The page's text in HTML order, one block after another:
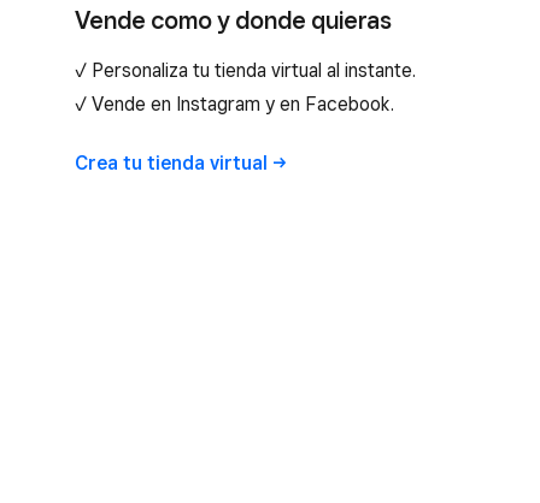
Vende como y donde quieras
✓ Personaliza tu tienda virtual al instante.
✓ Vende en Instagram y en Facebook.
Crea tu tienda virtual